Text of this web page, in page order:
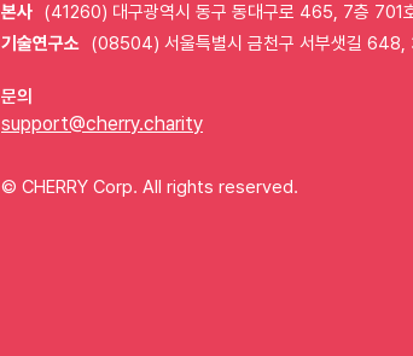
본사 (41260) 대구광역시 동구 동대구로 465, 7층 701
기술연구소 (08504) 서울특별시 금천구 서부샛길 648,
문의
support@cherry.charity
© CHERRY Corp. All rights reserved.